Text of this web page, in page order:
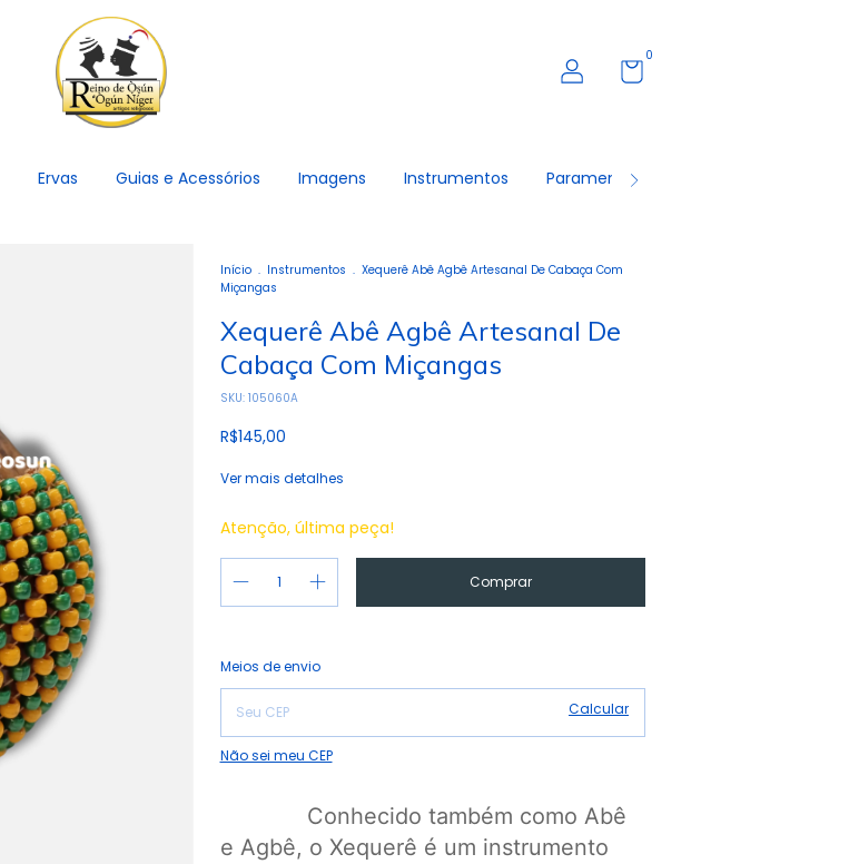
0
Ervas Guias e Acessórios Imagens Instrumentos Paramentas
Início . Instrumentos . Xequerê Abê Agbê Artesanal De Cabaça Com
Miçangas
Xequerê Abê Agbê Artesanal De
Cabaça Com Miçangas
SKU: 105060A
R$145,00
Ver mais detalhes
Atenção, última peça!
Entregas para o CEP:
Meios de envio
Calcular
Não sei meu CEP
Conhecido também como Abê
e Agbê, o Xequerê é um instrumento